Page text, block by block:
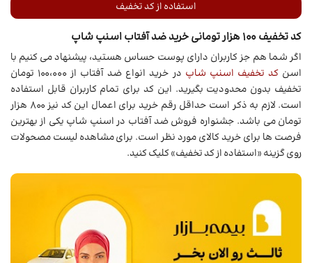
استفاده از کد تخفیف
کد تخفیف 100 هزار تومانی خرید ضد آفتاب اسنپ شاپ
اگر شما هم جز کاربران دارای پوست حساس هستید، پیشنهاد می کنیم با
اسن کد تخفیف اسنپ شاپ
در خرید انواع ضد آفتاب از 100،000 تومان
تخفیف بدون محدودیت بگیرید. این کد برای تمام کاربران قابل استفاده
است. لازم به ذکر است حداقل رقم خرید برای اعمال این کد نیز 800 هزار
تومان می باشد. جشنواره فروش ضد آفتاب در اسنپ شاپ یکی از بهترین
فرصت ها برای خرید کالای مورد نظر است. برای مشاهده لیست مصحولات
روی گزینه «استفاده از کد تخفیف» کلیک کنید.